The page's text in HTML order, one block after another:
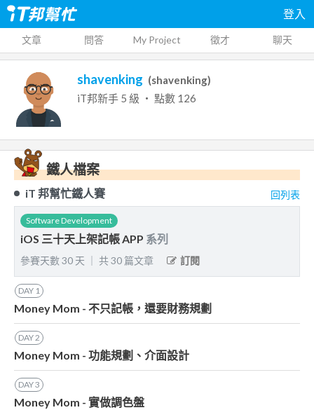
登入
文章 問答 My Project 徵才 聊天
shavenking (shavenking)
iT邦新手 5 級 ‧ 點數 126
鐵人檔案
iT 邦幫忙鐵人賽 回列表
Software Development
iOS 三十天上架記帳 APP 系列
參賽天數30 天 共30 篇文章 訂閱
DAY 1
Money Mom - 不只記帳，還要財務規劃
DAY2
Money Mom - 功能規劃、介面設計
DAY3
Money Mom - 實做調色盤